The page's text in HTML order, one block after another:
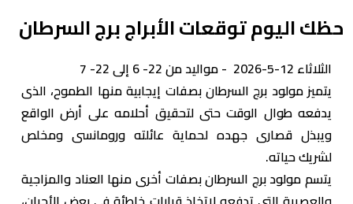
حظك اليوم توقعات الأبراج برج السرطان
الثلاثاء 12-5-2026 - مواليد من 22- 6 إلى 22- 7
يتميز مولود برج السرطان بصفات إيجابية منها الطموح، الذى
يدفعه طوال الوقت حتى لتحقيق أحلامه على أرض الواقع
ويبذل قصارى جهده لحماية عائلته ورومانسى ومخلص
لشريك حياته.
يتسم مولود برج السرطان بصفات أخرى منها العناد والمزاجية